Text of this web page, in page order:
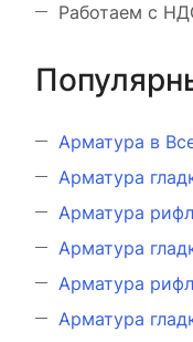
Работаем с
Арматура в
Арматура
Арматура
Арматура
Арматура
Арматура